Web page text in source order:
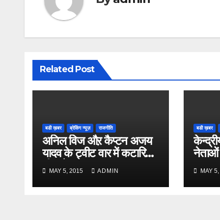
Related Post
बडी ख़बर ब्रेकिंग न्यूज़ राजनीति
अनिल विज औऱ कैप्टन अजय
यादव के ट्वीट वार में कटारिया
भी कूदे
MAY 5, 2015 ADMIN
बडी ख़बर
नेताओं
MAY